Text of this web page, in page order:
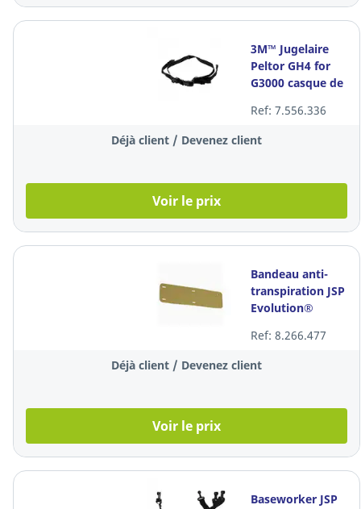
3M™ Jugelaire
Peltor GH4 for
G3000 casque de
Ref: 7.556.336
Déjà client / Devenez client
Voir le prix
Bandeau anti-
transpiration JSP
Evolution®
casque de
sécurité, 10x
Ref: 8.266.477
Déjà client / Devenez client
Voir le prix
Baseworker JSP